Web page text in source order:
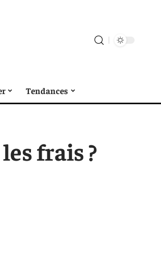
Tendances
frais ?